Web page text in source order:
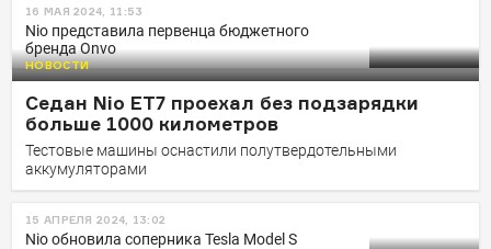
16 МАЯ 2024, 11:53
Nio представила первенца бюджетного
бренда Onvo
НОВОСТИ
Седан Nio ET7 проехал без подзарядки
больше 1000 километров
Тестовые машины оснастили полутвердотельными
аккумуляторами
15 АПРЕЛЯ 2024, 13:02
Nio обновила соперника Tesla Model S